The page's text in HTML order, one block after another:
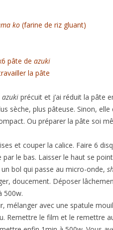
ko (farine de riz gluant)
pâte de azuki
la pâte
azuki précuit et j’ai réduit la pâte
sèche, plus pâteuse. Sinon,
Ou préparer la pâte soi
et couper la calice. Faire 6
par le bas. Laisser le haut se
bol qui passe au micro-onde,
doucement. Déposer
500w.
mélanger avec une spatule
Remettre le film et le remettre